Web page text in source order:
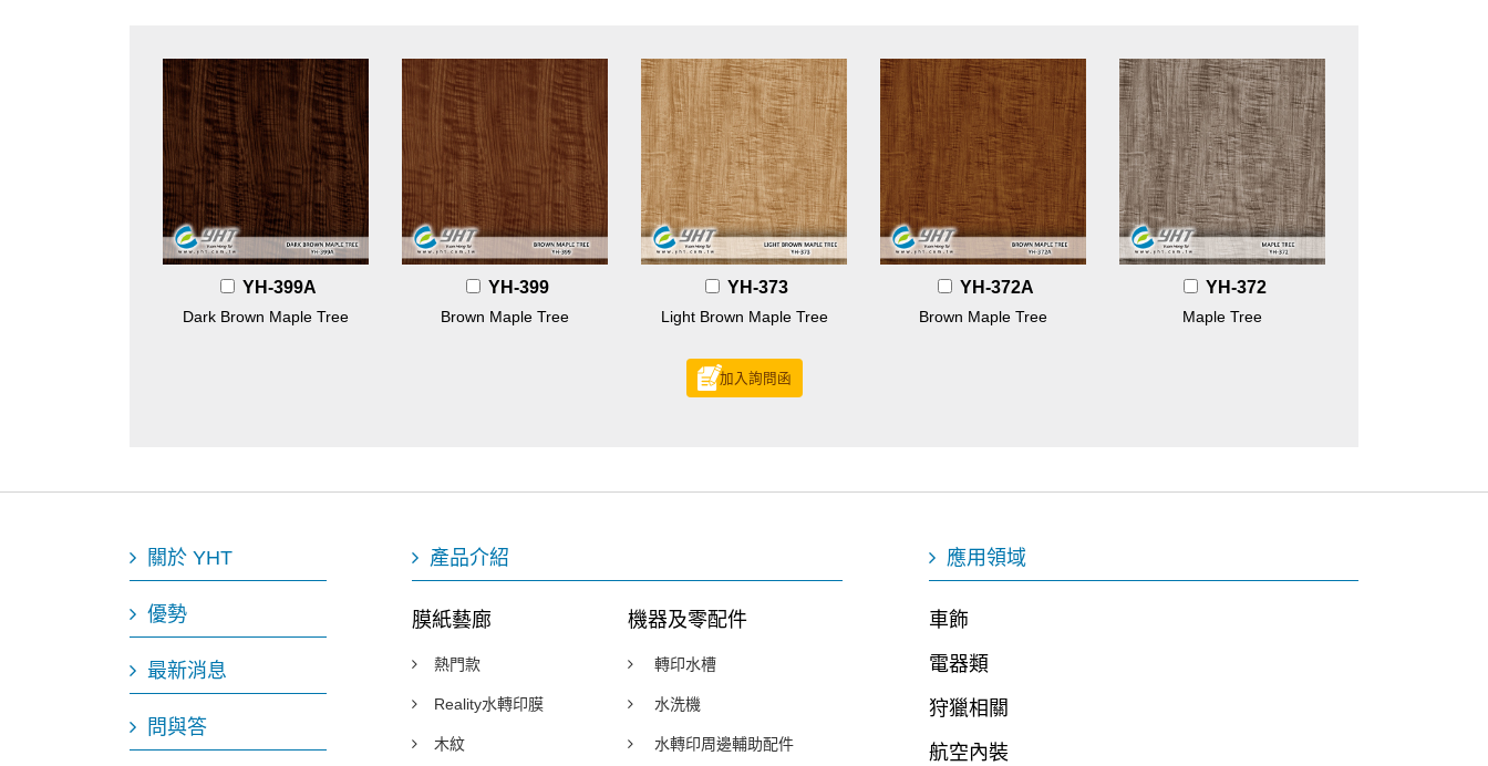
YH-399A
Dark Brown Maple Tree
YH-399
Brown Maple Tree
YH-373
Light Brown Maple Tree
YH-372A
Brown Maple Tree
YH-372
Maple Tree
加入詢問函
關於 YHT
優勢
最新消息
問與答
產品介紹
膜紙藝廊
熱門款
Reality水轉印膜
木紋
機器及零配件
轉印水槽
水洗機
水轉印周邊輔助配件
應用領域
車飾
電器類
狩獵相關
航空內裝